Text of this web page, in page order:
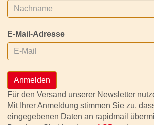
E-Mail-Adresse
Anmelden
Für den Versand unserer Newsletter
Mit Ihrer Anmeldung stimmen Sie zu,
eingegebenen Daten an rapidmail